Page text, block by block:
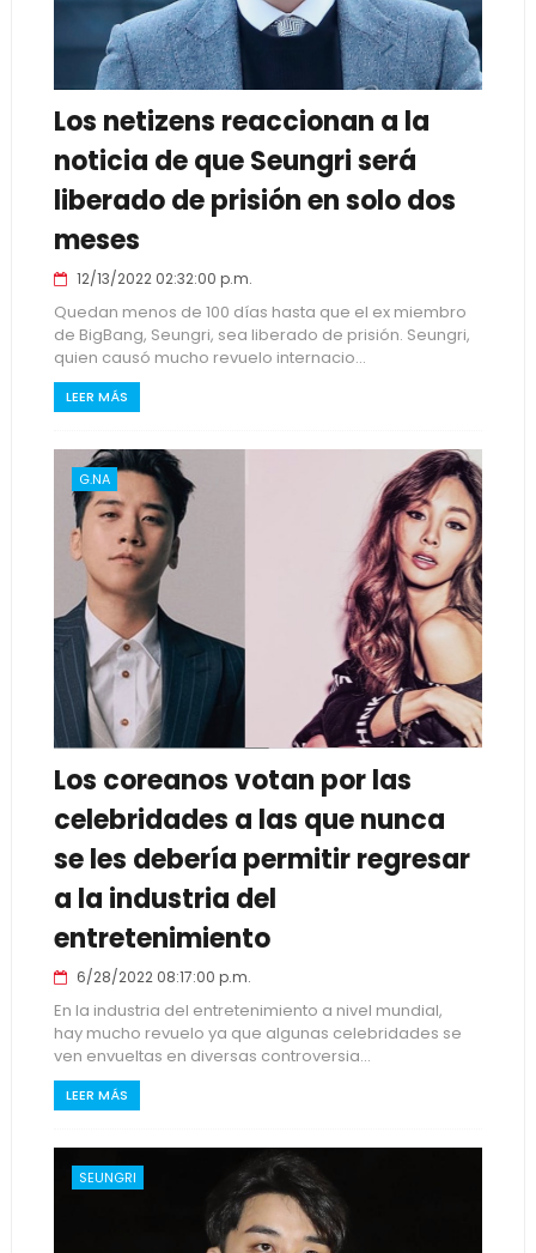
Los netizens reaccionan a la
noticia de que Seungri será
liberado de prisión en solo dos
meses
12/13/2022 02:32:00 p.m.
Quedan menos de 100 días hasta que el ex miembro
de BigBang, Seungri, sea liberado de prisión. Seungri,
quien causó mucho revuelo internacio...
LEER MÁS
G.NA
Los coreanos votan por las
celebridades a las que nunca
se les debería permitir regresar
a la industria del
entretenimiento
6/28/2022 08:17:00 p.m.
En la industria del entretenimiento a nivel mundial,
hay mucho revuelo ya que algunas celebridades se
ven envueltas en diversas controversia...
LEER MÁS
SEUNGRI